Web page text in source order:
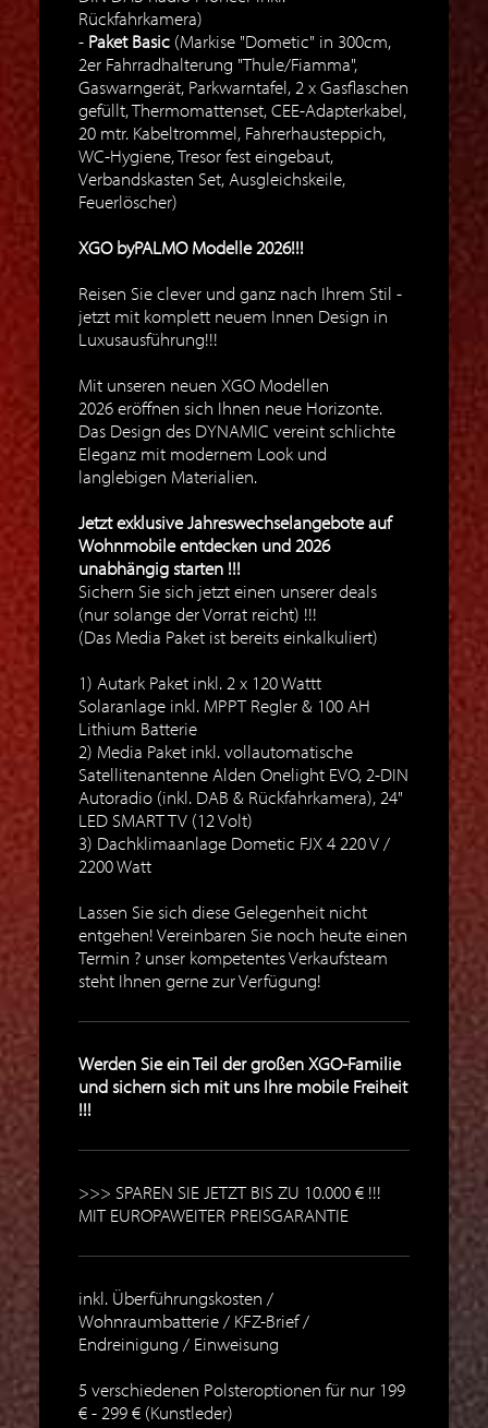
Rückfahrkamera)
Paket Basic (Markise "Dometic" in 300cm,
2er Fahrradhalterung "Thule/Fiamma",
Gaswarngerät, Parkwarntafel, 2 x Gasflaschen
gefüllt, Thermomattenset, CEE-Adapterkabel,
20 mtr. Kabeltrommel, Fahrerhausteppich,
WC-Hygiene, Tresor fest eingebaut,
Verbandskasten Set, Ausgleichskeile,
Feuerlöscher)
XGO byPALMO Modelle 2026!!!
Reisen Sie clever und ganz nach Ihrem Stil -
jetzt mit komplett neuem Innen Design in
Luxusausführung!!!
Mit unseren neuen XGO Modellen
2026 eröffnen sich Ihnen neue Horizonte.
Das Design des DYNAMIC vereint schlichte
Eleganz mit modernem Look und
langlebigen Materialien.
Jetzt exklusive Jahreswechselangebote auf
Wohnmobile entdecken und 2026
unabhängig starten !!!
Sichern Sie sich jetzt einen unserer deals
(nur solange der Vorrat reicht) !!!
(Das Media Paket ist bereits einkalkuliert)
1) Autark Paket inkl. 2 x 120 Wattt
Solaranlage inkl. MPPT Regler & 100 AH
Lithium Batterie
2) Media Paket inkl. vollautomatische
Satellitenantenne Alden Onelight EVO, 2-DIN
Autoradio (inkl. DAB & Rückfahrkamera), 24"
LED SMART TV (12 Volt)
3) Dachklimaanlage Dometic FJX 4 220 V /
2200 Watt
Lassen Sie sich diese Gelegenheit nicht
entgehen! Vereinbaren Sie noch heute einen
Termin ? unser kompetentes Verkaufsteam
steht Ihnen gerne zur Verfügung!
Werden Sie ein Teil der großen XGO-Familie
und sichern sich mit uns Ihre mobile Freiheit
!!!
>>> SPAREN SIE JETZT BIS ZU 10.000 € !!!
MIT EUROPAWEITER PREISGARANTIE
inkl. Überführungskosten /
Wohnraumbatterie / KFZ-Brief /
Endreinigung / Einweisung
5 verschiedenen Polsteroptionen für nur 199
€ - 299 € (Kunstleder)